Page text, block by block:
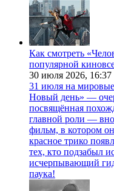
Как смотреть
популярной
30 июля 2026, 16:37
31 июля на
Новый день» —
посвящённая
главной роли —
фильм, в котором
красное трико
тех, кто подзабыл
исчерпывающий
паука!